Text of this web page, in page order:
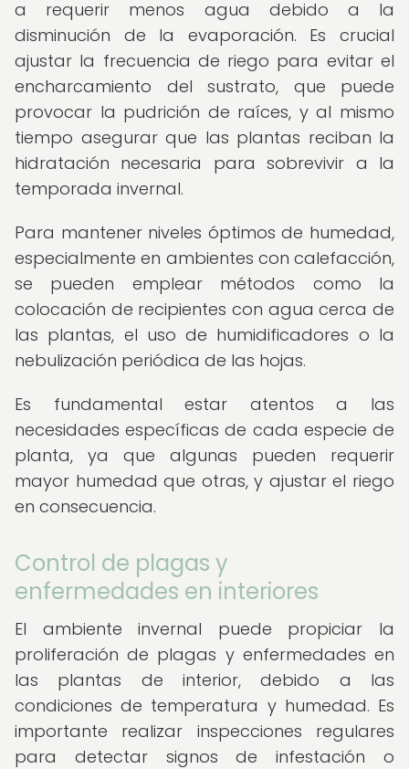
a requerir menos agua debido a la
disminución de la evaporación. Es crucial
ajustar la frecuencia de riego para evitar el
encharcamiento del sustrato, que puede
provocar la pudrición de raíces, y al mismo
tiempo asegurar que las plantas reciban la
hidratación necesaria para sobrevivir a la
temporada invernal.
Para mantener niveles óptimos de humedad,
especialmente en ambientes con calefacción,
se pueden emplear métodos como la
colocación de recipientes con agua cerca de
las plantas, el uso de humidificadores o la
nebulización periódica de las hojas.
Es fundamental estar atentos a las
necesidades específicas de cada especie de
planta, ya que algunas pueden requerir
mayor humedad que otras, y ajustar el riego
en consecuencia.
Control de plagas y
enfermedades en interiores
El ambiente invernal puede propiciar la
proliferación de plagas y enfermedades en
las plantas de interior, debido a las
condiciones de temperatura y humedad. Es
importante realizar inspecciones regulares
para detectar signos de infestación o